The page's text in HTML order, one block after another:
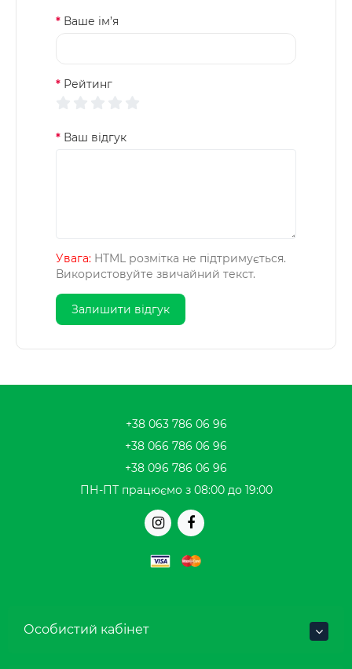
Ваше ім’я
Рейтинг
Ваш відгук
Увага: HTML розмітка не підтримується.
Використовуйте звичайний текст.
Залишити відгук
+38 063 786 06 96
+38 066 786 06 96
+38 096 786 06 96
ПН-ПТ працюємо з 08:00 до 19:00
Особистий кабінет